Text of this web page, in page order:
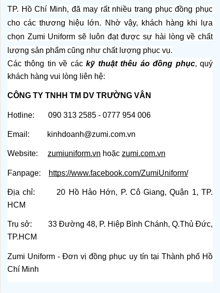
TP. Hồ Chí Minh, đã may rất nhiều trang phục đồng phục
cho các thương hiệu lớn. Nhờ vậy, khách hàng khi lựa
chọn Zumi Uniform sẽ luôn đạt được sự hài lòng về chất
lượng sản phẩm cũng như chất lượng phục vụ.
Các thông tin về các kỹ thuật thêu áo đồng phục, quý
khách hàng vui lòng liên hệ:
CÔNG TY TNHH TM DV TRƯỜNG VÂN
Hotline:       090 313 2585 - 0777 954 006
Email:         kinhdoanh@zumi.com.vn
Website: zumiuniform.vn hoặc zumi.com.vn
Fanpage: https://www.facebook.com/ZumiUniform/
Địa chỉ:       20 Hồ Hảo Hớn, P. Cô Giang, Quận 1, TP.
HCM
Trụ sở:        33 Đường 48, P. Hiệp Bình Chánh, Q.Thủ Đức,
TP.HCM
Zumi Uniform - Đơn vị đồng phục uy tín tại Thành phố Hồ
Chí Minh